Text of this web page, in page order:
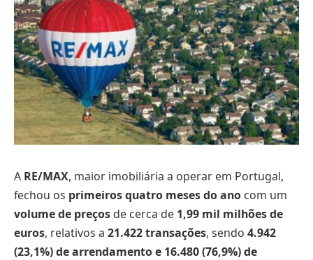
A RE/MAX, maior imobiliária a operar em Portugal,
fechou os primeiros quatro meses do ano com um
volume de preços de cerca de 1,99 mil milhões de
euros, relativos a 21.422transações, sendo 4.942
(23,1%) de arrendamento e 16.480 (76,9%) de